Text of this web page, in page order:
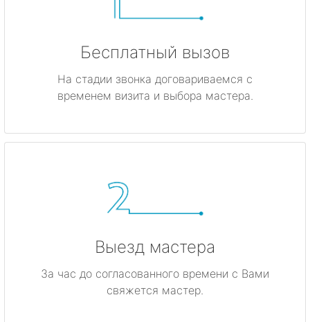
Бесплатный вызов
На стадии звонка договариваемся с
временем визита и выбора мастера.
Выезд мастера
За час до согласованного времени с Вами
свяжется мастер.